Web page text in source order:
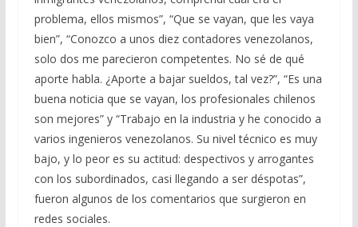
problema, ellos mismos”, “Que se vayan, que les vaya
bien”, “Conozco a unos diez contadores venezolanos,
solo dos me parecieron competentes. No sé de qué
aporte habla. ¿Aporte a bajar sueldos, tal vez?”, “Es una
buena noticia que se vayan, los profesionales chilenos
son mejores” y “Trabajo en la industria y he conocido a
varios ingenieros venezolanos. Su nivel técnico es muy
bajo, y lo peor es su actitud: despectivos y arrogantes
con los subordinados, casi llegando a ser déspotas”,
fueron algunos de los comentarios que surgieron en
redes sociales.